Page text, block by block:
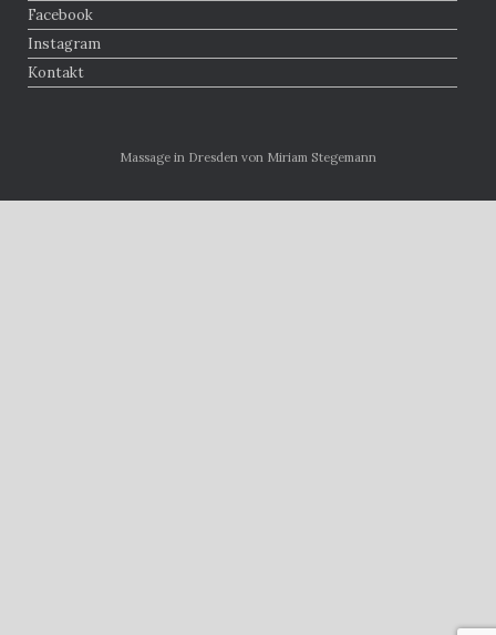
Facebook
Instagram
Kontakt
Massage in Dresden von Miriam Stegemann